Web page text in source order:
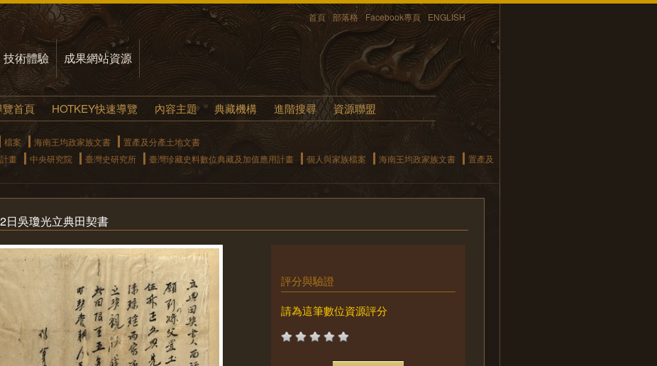
首頁 部落格 Facebook專頁 ENGLISH
技術體驗 成果網站資源
覽首頁 HOTKEY快速導覽 內容主題 典藏機構 進階搜尋 資源聯盟
檔案 海南王均政家族文書
置產及分產土地文書
畫 中央研究院 臺灣史研究所 臺灣珍藏史料數位典藏及加值應用計畫 個人與家族檔案 海南王均政家族文書
置產及
日吳瓊光立典田契書
評分與驗證
請為這筆數位資源評分